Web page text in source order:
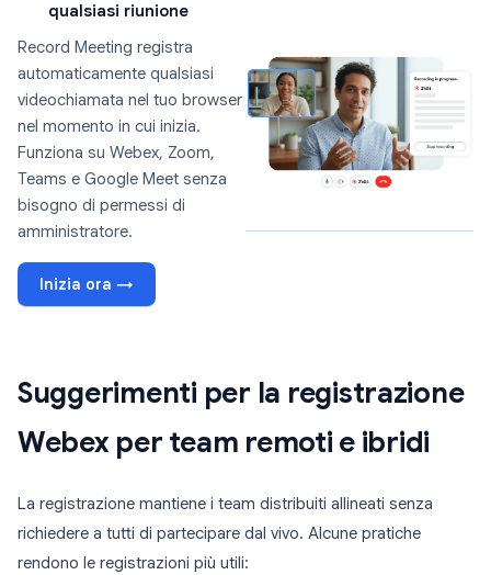
qualsiasi riunione
Record Meeting registra
automaticamente qualsiasi
videochiamata nel tuo browser
nel momento in cui inizia.
Funziona su Webex, Zoom,
Teams e Google Meet senza
bisogno di permessi di
amministratore.
Inizia ora →
Suggerimenti per la registrazione
Webex per team remoti e ibridi
La registrazione mantiene i team distribuiti allineati senza
richiedere a tutti di partecipare dal vivo. Alcune pratiche
rendono le registrazioni più utili: